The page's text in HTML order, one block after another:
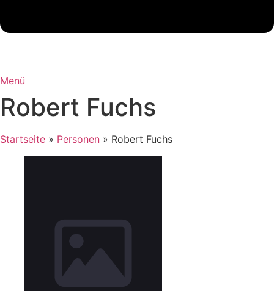
Menü
Robert Fuchs
Startseite » Personen » Robert Fuchs